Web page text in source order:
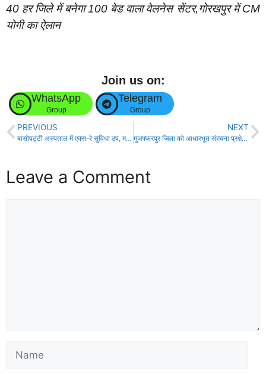
40 हर जिले में बनेगा 100 बेड वाला वेलनेस सेंटर,गोरखपुर में CM
योगी का ऐलान
Join us on:
WhatsApp
Group
Telegram
Group
PREVIOUS
बासोपट्टी अस्पताल में एक्स-रे सुविधा ठप, मरीजों की परेशानी चरम पर!
NEXT
मुजफ्फरपुर जिला को आधारभूत संरचना प्रक्षेत्र में पूरे देश में प्रथम स्थान हुआ प्राप्त।
Leave a Comment